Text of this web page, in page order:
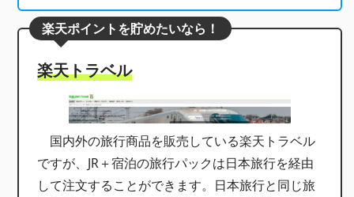
楽天ポイントを貯めたいなら！
楽天トラベル
国内外の旅行商品を販売している楽天トラベル
ですが、JR＋宿泊の旅行パックは日本旅行を経由
して注文することができます。日本旅行と同じ旅